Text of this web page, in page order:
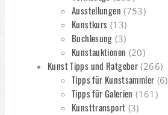
Ausstellungen (753)
Kunstkurs (13)
Buchlesung (3)
Kunstauktionen (20)
Kunst Tipps und Ratgeber (266)
Tipps für Kunstsammler (6)
Tipps für Galerien (161)
Kunsttransport (3)